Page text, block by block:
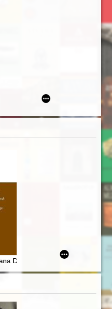
: prestiż finansowy i towarzyski
Długosza